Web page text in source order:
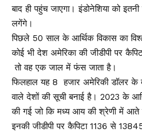
बाद ही पहुंच जाएगा। इंडोनेशिया को
लगेंगे।
पिछले 50 साल के आर्थिक विकास का
कोई भी देश अमेरिका की जीडीपी पर
तो वह एक जाल में फंस जाता है।
फिलहाल यह 8 हजार अमेरिकी डॉलर के
वाले देशों की सूची बनाई है। 2023 के
की गई जो कि मध्य आय की श्रेणी में आते
इनकी जीडीपी पर कैपिटा 1136 से